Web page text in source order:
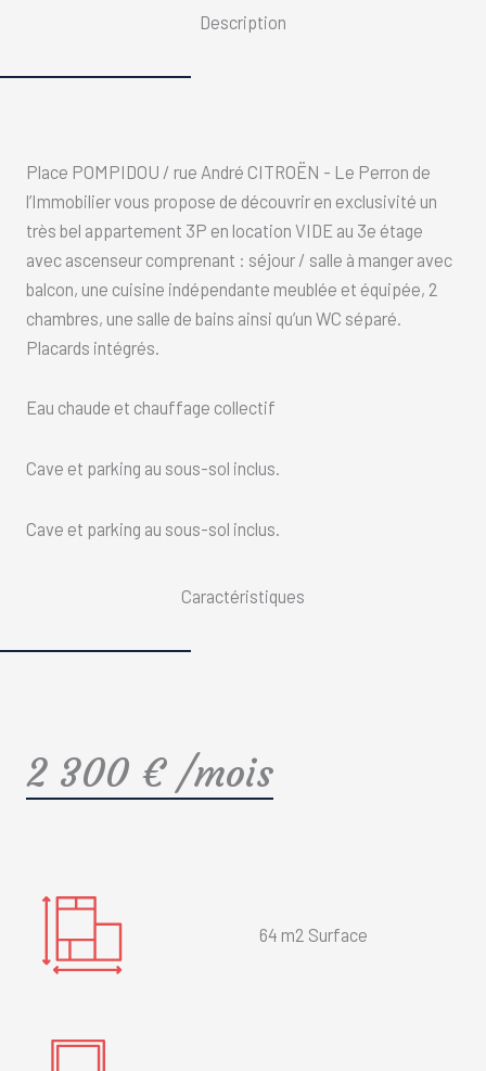
Description
Place POMPIDOU / rue André CITROËN - Le Perron de
l’Immobilier vous propose de découvrir en exclusivité un
très bel appartement 3P en location VIDE au 3e étage
avec ascenseur comprenant : séjour / salle à manger avec
balcon, une cuisine indépendante meublée et équipée, 2
chambres, une salle de bains ainsi qu’un WC séparé.
Placards intégrés.
Eau chaude et chauffage collectif
Cave et parking au sous-sol inclus.
Cave et parking au sous-sol inclus.
Caractéristiques
2 300 € /mois
64 m2 Surface